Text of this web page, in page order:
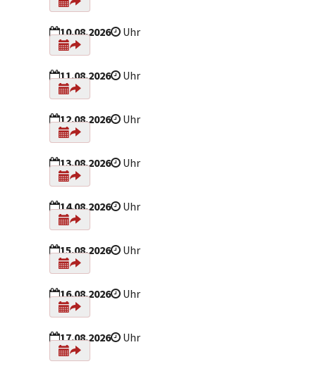
10.08.2026 Uhr
11.08.2026 Uhr
12.08.2026 Uhr
13.08.2026 Uhr
14.08.2026 Uhr
15.08.2026 Uhr
16.08.2026 Uhr
17.08.2026 Uhr